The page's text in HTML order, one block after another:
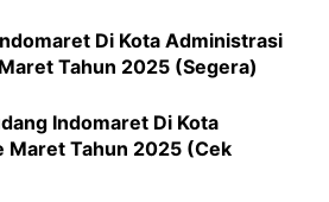
Di Kota Administrasi
Tahun 2025 (Segera)
Indomaret Di Kota
Maret Tahun 2025 (Cek